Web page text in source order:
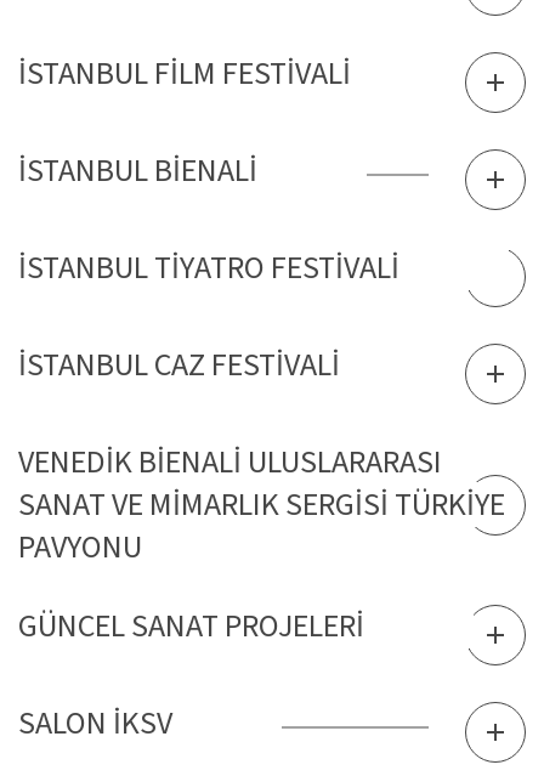
İSTANBUL FİLM FESTİVALİ
İSTANBUL BİENALİ
İSTANBUL TİYATRO FESTİVALİ
İSTANBUL CAZ FESTİVALİ
VENEDİK BİENALİ ULUSLARARASI
SANAT VE MİMARLIK SERGİSİ TÜRKİYE
PAVYONU
GÜNCEL SANAT PROJELERİ
SALON İKSV